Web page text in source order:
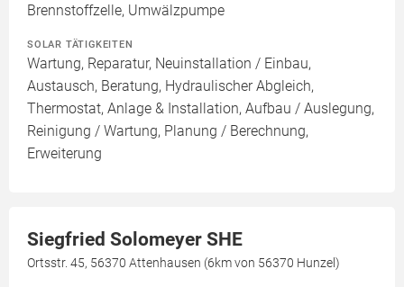
Brennstoffzelle, Umwälzpumpe
SOLAR TÄTIGKEITEN
Wartung, Reparatur, Neuinstallation / Einbau,
Austausch, Beratung, Hydraulischer Abgleich,
Thermostat, Anlage & Installation, Aufbau / Auslegung,
Reinigung / Wartung, Planung / Berechnung,
Erweiterung
Siegfried Solomeyer SHE
Ortsstr. 45, 56370 Attenhausen (6km von 56370 Hunzel)